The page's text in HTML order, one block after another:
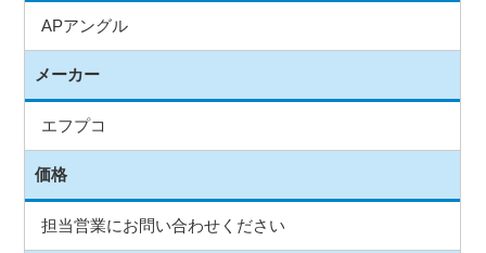
APアングル
メーカー
エフプコ
価格
担当営業にお問い合わせください